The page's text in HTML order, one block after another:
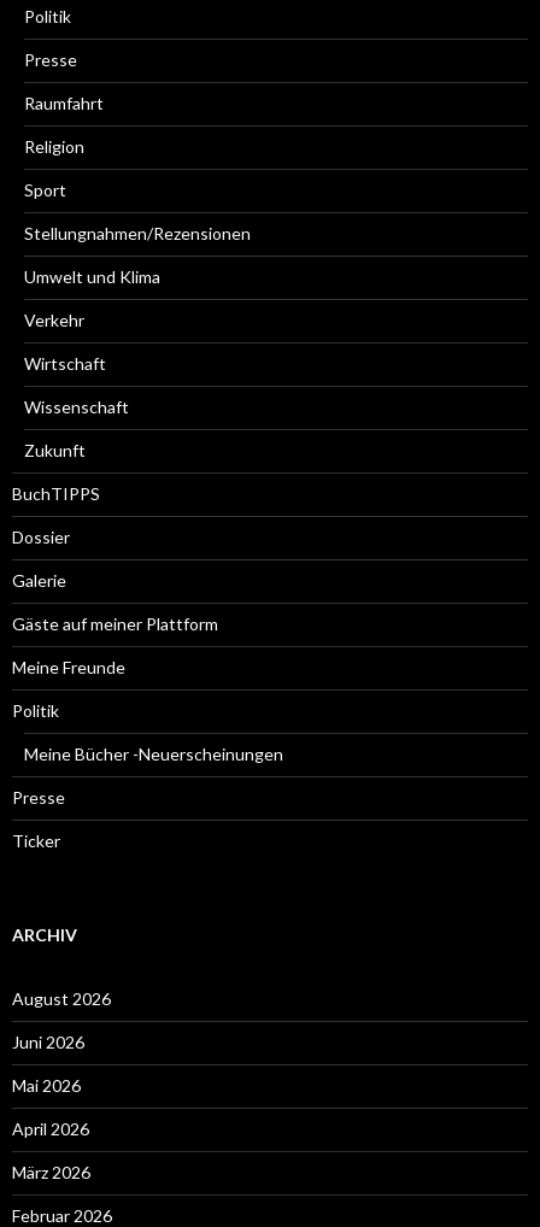
Politik
Presse
Raumfahrt
Religion
Sport
Stellungnahmen/Rezensionen
Umwelt und Klima
Verkehr
Wirtschaft
Wissenschaft
Zukunft
BuchTIPPS
Dossier
Galerie
Gäste auf meiner Plattform
Meine Freunde
Politik
Meine Bücher -Neuerscheinungen
Presse
Ticker
ARCHIV
August 2026
Juni 2026
Mai 2026
April 2026
März 2026
Februar 2026